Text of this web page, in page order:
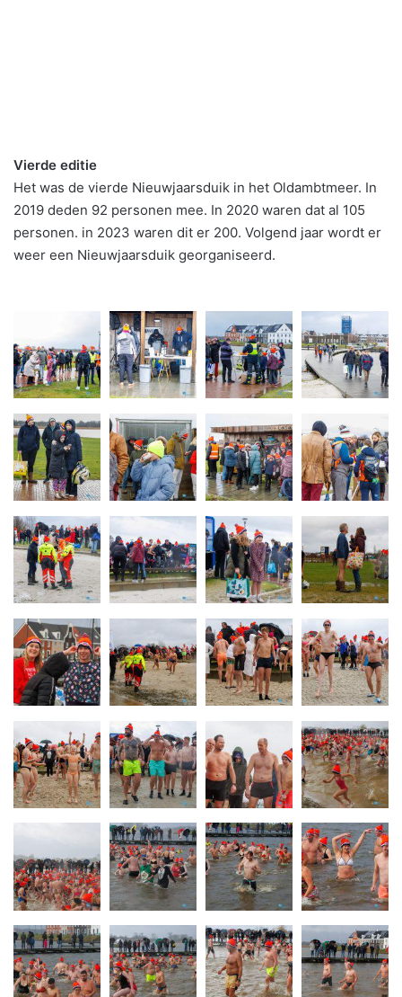
Vierde editie
Het was de vierde Nieuwjaarsduik in het Oldambtmeer. In
2019 deden 92 personen mee. In 2020 waren dat al 105
personen. in 2023 waren dit er 200. Volgend jaar wordt er
weer een Nieuwjaarsduik georganiseerd.